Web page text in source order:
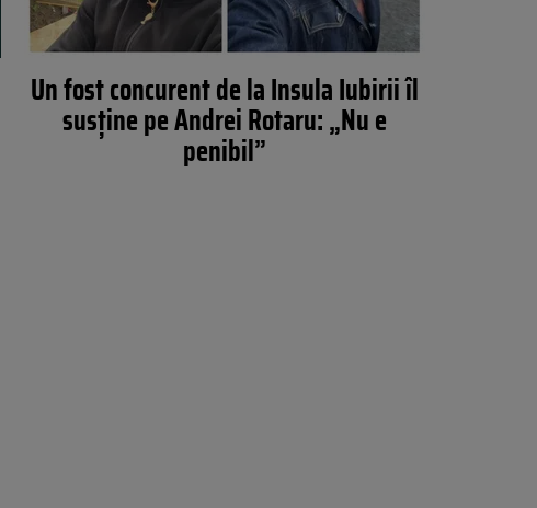
Un fost concurent de la Insula Iubirii îl
susține pe Andrei Rotaru: „Nu e
penibil”